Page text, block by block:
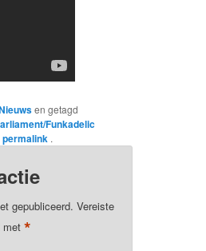
en getagd
Funkadelic
permalink .
gepubliceerd. Vereiste
met*